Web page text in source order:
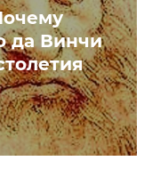
да Винчи